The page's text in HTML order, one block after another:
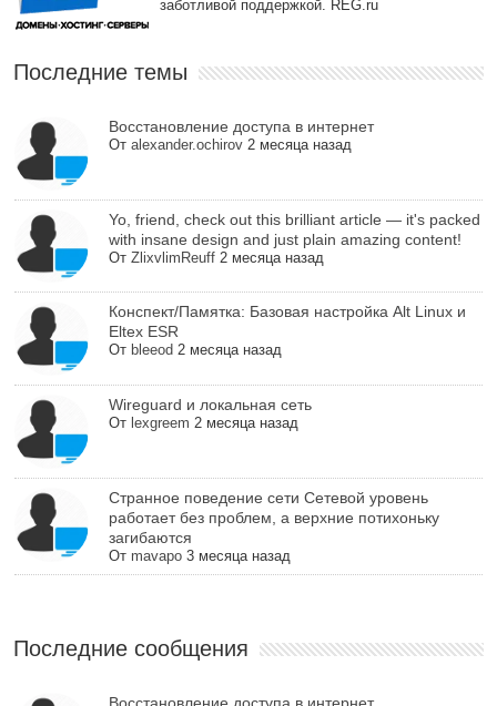
заботливой поддержкой. REG.ru
Последние темы
Восстановление доступа в интернет
От alexander.ochirov 2 месяца назад
Yo, friend, check out this brilliant article — it's packed
with insane design and just plain amazing content!
От ZlixvlimReuff 2 месяца назад
Конспект/Памятка: Базовая настройка Alt Linux и
Eltex ESR
От bleeod 2 месяца назад
Wireguard и локальная сеть
От lexgreem 2 месяца назад
Cтранное поведение сети Сетевой уровень
работает без проблем, а верхние потихоньку
загибаются
От mavapo 3 месяца назад
Последние сообщения